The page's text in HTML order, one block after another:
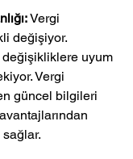
Vergi
değişiyor.
uyum
Vergi
güncel bilgileri
sağlar.